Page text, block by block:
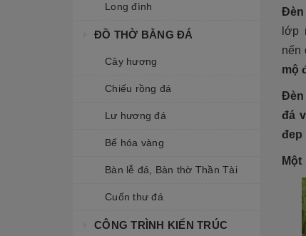
Long đình
ĐỒ THỜ BẰNG ĐÁ
Cây hương
Chiếu rồng đá
Lư hương đá
Bể hóa vàng
Bàn lễ đá, Bàn thờ Thần Tài
Cuốn thư đá
CÔNG TRÌNH KIẾN TRÚC
Đèn
lớp
nến
mộ
Đèn
đá
đep